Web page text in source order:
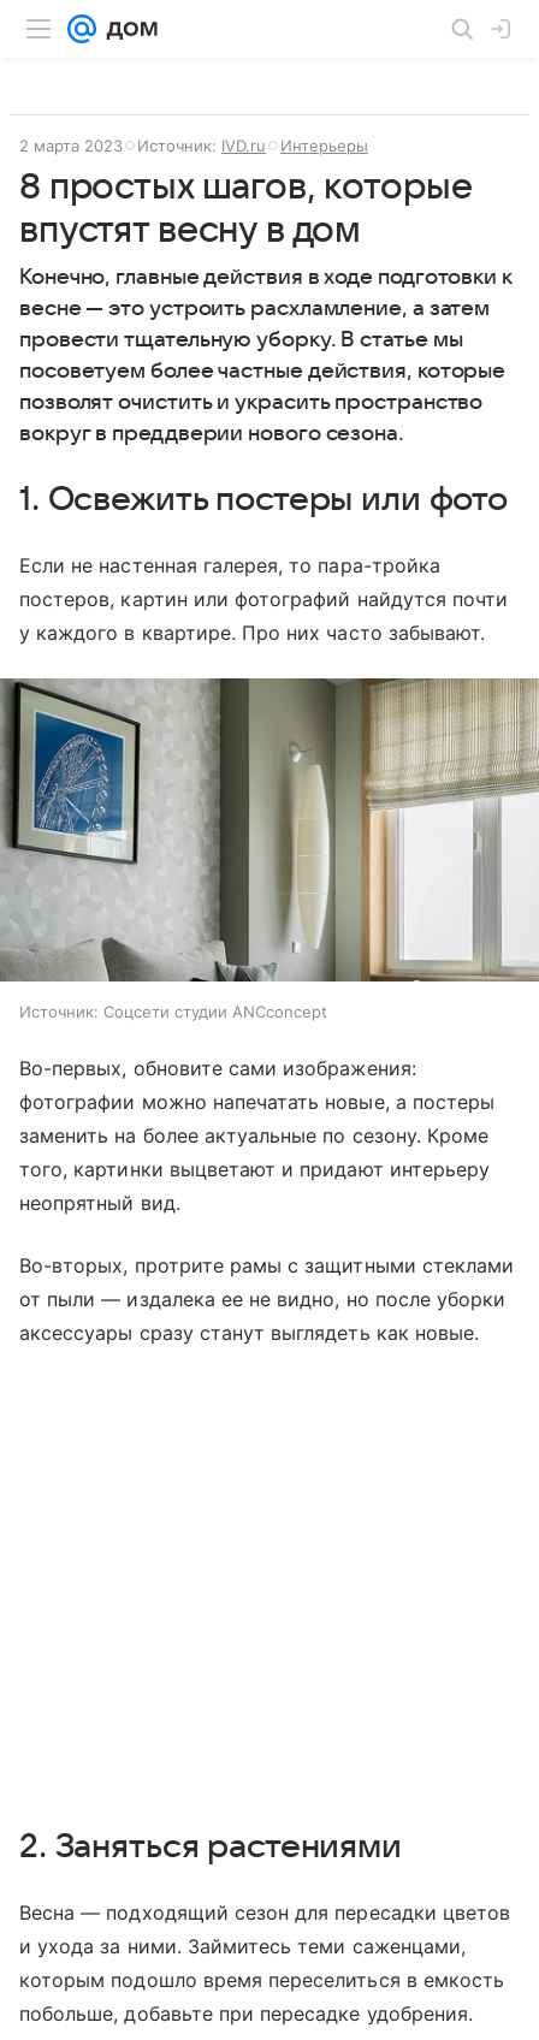
2 марта 2023 Источник: IVD.ru Интерьеры
8 простых шагов, которые
впустят весну в дом
Конечно, главные действия в ходе подготовки к
весне — это устроить расхламление, а затем
провести тщательную уборку. В статье мы
посоветуем более частные действия, которые
позволят очистить и украсить пространство
вокруг в преддверии нового сезона.
1. Освежить постеры или фото
Если не настенная галерея, то пара-тройка
постеров, картин или фотографий найдутся почти
у каждого в квартире. Про них часто забывают.
Источник: Соцсети студии ANCconcept
Во-первых, обновите сами изображения:
фотографии можно напечатать новые, а постеры
заменить на более актуальные по сезону. Кроме
того, картинки выцветают и придают интерьеру
неопрятный вид.
Во-вторых, протрите рамы с защитными стеклами
от пыли — издалека ее не видно, но после уборки
аксессуары сразу станут выглядеть как новые.
2. Заняться растениями
Весна — подходящий сезон для пересадки цветов
и ухода за ними. Займитесь теми саженцами,
которым подошло время переселиться в емкость
побольше, добавьте при пересадке удобрения.